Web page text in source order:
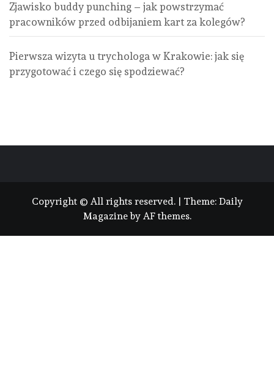
Zjawisko buddy punching – jak powstrzymać
pracowników przed odbijaniem kart za kolegów?
Pierwsza wizyta u trychologa w Krakowie: jak się
przygotować i czego się spodziewać?
Copyright © All rights reserved. Theme: Daily
Magazineby AF themes.